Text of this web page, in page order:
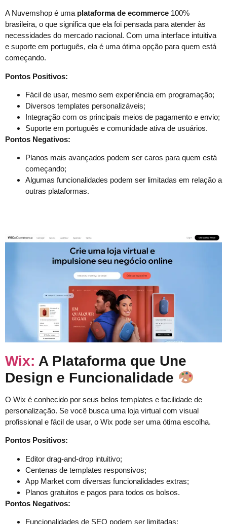
A Nuvemshop é uma plataforma de ecommerce 100%
brasileira, o que significa que ela foi pensada para atender às
necessidades do mercado nacional. Com uma interface intuitiva
e suporte em português, ela é uma ótima opção para quem está
começando.
Pontos Positivos:
Fácil de usar, mesmo sem experiência em programação;
Diversos templates personalizáveis;
Integração com os principais meios de pagamento e envio;
Suporte em português e comunidade ativa de usuários.
Pontos Negativos:
Planos mais avançados podem ser caros para quem está
começando;
Algumas funcionalidades podem ser limitadas em relação a
outras plataformas.
Wix: A Plataforma que Une
Design e Funcionalidade
O Wix é conhecido por seus belos templates e facilidade de
personalização. Se você busca uma loja virtual com visual
profissional e fácil de usar, o Wix pode ser uma ótima escolha.
Pontos Positivos:
Editor drag-and-drop intuitivo;
Centenas de templates responsivos;
App Market com diversas funcionalidades extras;
Planos gratuitos e pagos para todos os bolsos.
Pontos Negativos:
Funcionalidades de SEO podem ser limitadas;